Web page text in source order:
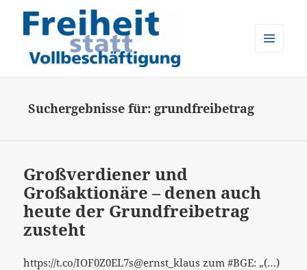
Suchergebnisse für: grundfreibetrag
Großverdiener und
Großaktionäre – denen auch
heute der Grundfreibetrag
zusteht
https://t.co/IOF0Z0EL7s@ernst_klaus zum #BGE: „(…)